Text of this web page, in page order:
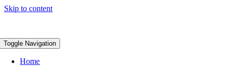
Skip to content
Toggle Navigation
Home